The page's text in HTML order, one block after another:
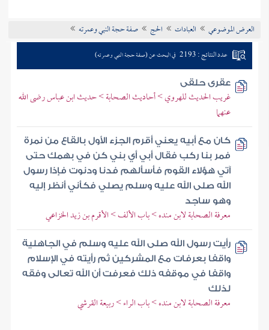
موضوعي
تراجم الأعلام
العرض الموضوعي العبادات الحج صفة حجة النبي وعمرته
عدد النتائج : 2193 في البحث عن (صفة حجة النبي وعمرته)
عقرى حلقى
غريب الحديث للهروي > أحاديث الصحابة > حديث ابن عباس رضى الله
عنهما
كان مع أبيه يعني أقرم الجزء الأول بالقاع من نمرة
فمر بنا ركب فقال أبي أي بني كن في بهمك حتى
آتي هؤلاء القوم فأسألهم فدنا ودنوت فإذا رسول
الله صلى الله عليه وسلم يصلي فكأني أنظر إليه
وهو ساجد
معرفة الصحابة لابن منده > باب الألف > الأقرم بن زيد الخزاعي
رأيت رسول الله صلى الله عليه وسلم في الجاهلية
واقفا بعرفات مع المشركين ثم رأيته في الإسلام
واقفا في موقفه ذلك فعرفت أن الله تعالى وفقه
لذلك
معرفة الصحابة لابن منده > باب الراء > ربيعة القرشي